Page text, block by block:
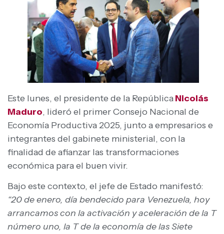
Este lunes, el presidente de la RepúblicaNicolás
Maduro, lideró el primer Consejo Nacional de
Economía Productiva 2025, junto a empresarios e
integrantes del gabinete ministerial, con la
finalidad de afianzar las transformaciones
económica para el buen vivir.
Bajo este contexto, el jefe de Estado manifestó:
“20 de enero, día bendecido para Venezuela, hoy
arrancamos con la activación y aceleración de la T
número uno, la T de la economía de las Siete